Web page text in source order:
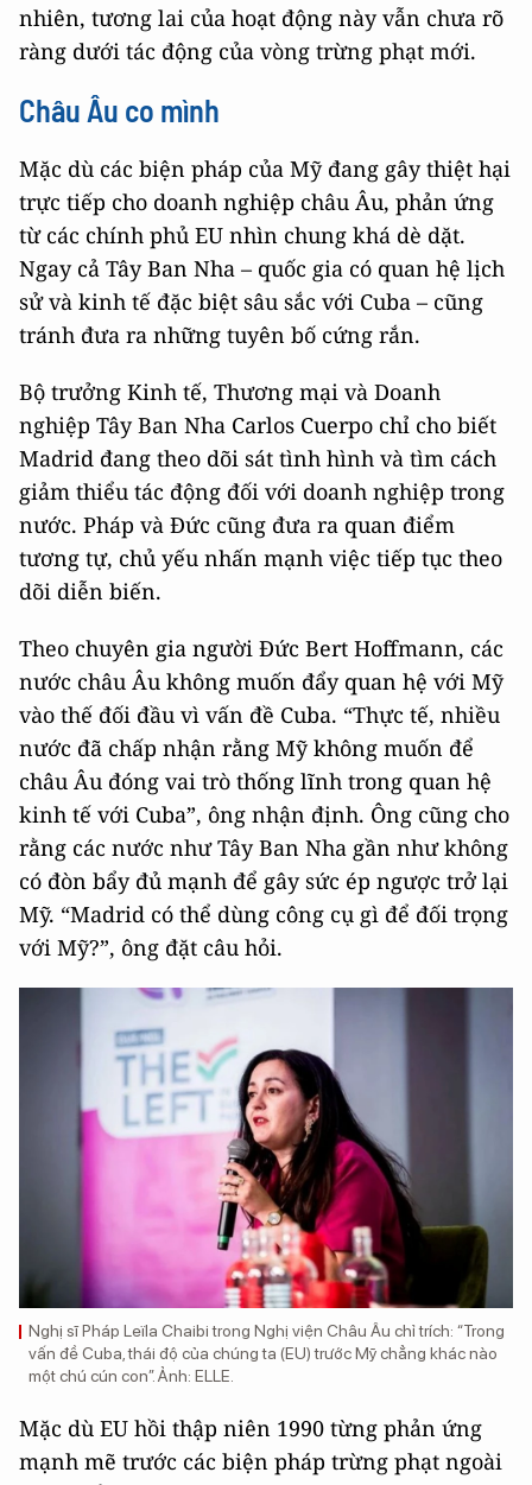
nhiên, tương lai của hoạt động này vẫn chưa rõ
ràng dưới tác động của vòng trừng phạt mới.
Châu Âu co mình
Mặc dù các biện pháp của Mỹ đang gây thiệt hại
trực tiếp cho doanh nghiệp châu Âu, phản ứng
từ các chính phủ EU nhìn chung khá dè dặt.
Ngay cả Tây Ban Nha – quốc gia có quan hệ lịch
sử và kinh tế đặc biệt sâu sắc với Cuba – cũng
tránh đưa ra những tuyên bố cứng rắn.
Bộ trưởng Kinh tế, Thương mại và Doanh
nghiệp Tây Ban Nha Carlos Cuerpo chỉ cho biết
Madrid đang theo dõi sát tình hình và tìm cách
giảm thiểu tác động đối với doanh nghiệp trong
nước. Pháp và Đức cũng đưa ra quan điểm
tương tự, chủ yếu nhấn mạnh việc tiếp tục theo
dõi diễn biến.
Theo chuyên gia người Đức Bert Hoffmann, các
nước châu Âu không muốn đẩy quan hệ với Mỹ
vào thế đối đầu vì vấn đề Cuba. “Thực tế, nhiều
nước đã chấp nhận rằng Mỹ không muốn để
châu Âu đóng vai trò thống lĩnh trong quan hệ
kinh tế với Cuba”, ông nhận định. Ông cũng cho
rằng các nước như Tây Ban Nha gần như không
có đòn bẩy đủ mạnh để gây sức ép ngược trở lại
Mỹ. “Madrid có thể dùng công cụ gì để đối trọng
với Mỹ?”, ông đặt câu hỏi.
Nghị sĩ Pháp Leïla Chaibi trong Nghị viện Châu Âu chỉ trích: “Trong
vấn đề Cuba, thái độ của chúng ta (EU) trước Mỹ chẳng khác nào
một chú cún con”. Ảnh: ELLE.
Mặc dù EU hồi thập niên 1990 từng phản ứng
mạnh mẽ trước các biện pháp trừng phạt ngoài